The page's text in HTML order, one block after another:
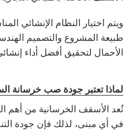
ويتم اختيار النظام الإنشائي
طبيعة المشروع والتصميم
الأحمال لتحقيق أفضل أداء
لماذا تعتبر جودة صب خرسانة
تُعد الأسقف الخرسانية من أهم
في أي مبنى، لذلك فإن جودة